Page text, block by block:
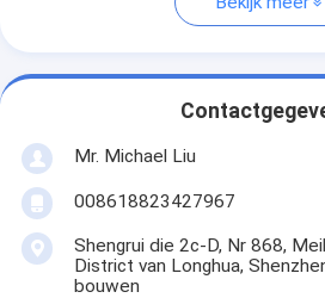
Mr. Michael Liu
008618823427967
Shengrui die 2c-D, Nr 868,
District van Longhua,
bouwen